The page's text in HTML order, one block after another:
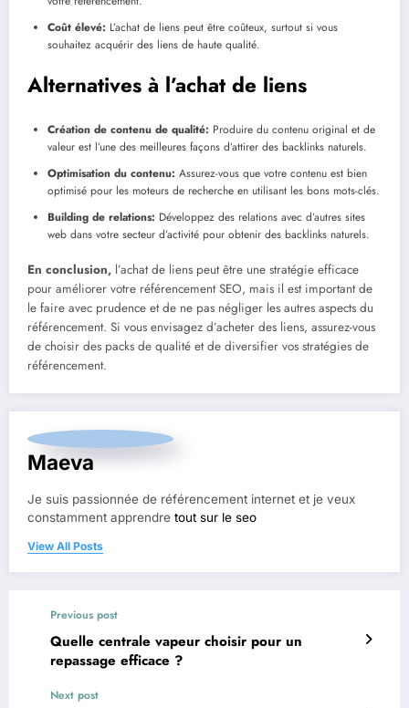
Coût élevé: L’achat de liens peut être coûteux, surtout si vous
souhaitez acquérir des liens de haute qualité.
Alternatives à l’achat de liens
Création de contenu de qualité: Produire du contenu original et de
valeur est l’une des meilleures façons d’attirer des backlinks naturels.
Optimisation du contenu: Assurez-vous que votre contenu est bien
optimisé pour les moteurs de recherche en utilisant les bons mots-clés.
Building de relations: Développez des relations avec d’autres sites
web dans votre secteur d’activité pour obtenir des backlinks naturels.
En conclusion, l’achat de liens peut être une stratégie efficace
pour améliorer votre référencement SEO, mais il est important de
le faire avec prudence et de ne pas négliger les autres aspects du
référencement. Si vous envisagez d’acheter des liens, assurez-vous
de choisir des packs de qualité et de diversifier vos stratégies de
référencement.
Maeva
Je suis passionnée de référencement internet et je veux
constamment apprendre tout sur le seo
View All Posts
Previous post
Quelle centrale vapeur choisir pour un
repassage efficace ?
Next post